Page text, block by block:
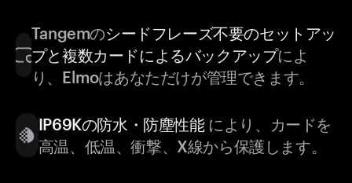
Tangemのシードフレーズ不要のセットアッ
プと複数カードによるバックアップによ
り、Elmoはあなただけが管理できます。
IP69Kの防水・防塵性能により、カードを
高温、低温、衝撃、X線から保護します。